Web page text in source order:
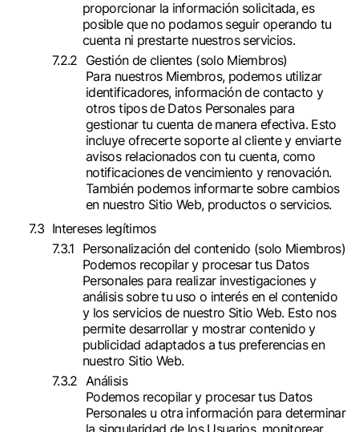
proporcionar la información solicitada, es
posible que no podamos seguir operando tu
cuenta ni prestarte nuestros servicios.
Gestión de clientes (solo Miembros)
Para nuestros Miembros, podemos utilizar
identificadores, información de contacto y
otros tipos de Datos Personales para
gestionar tu cuenta de manera efectiva. Esto
incluye ofrecerte soporte al cliente y enviarte
avisos relacionados con tu cuenta, como
notificaciones de vencimiento y renovación.
También podemos informarte sobre cambios
en nuestro Sitio Web, productos o servicios.
Intereses legítimos
Personalización del contenido (solo Miembros)
Podemos recopilar y procesar tus Datos
Personales para realizar investigaciones y
análisis sobre tu uso o interés en el contenido
y los servicios de nuestro Sitio Web. Esto nos
permite desarrollar y mostrar contenido y
publicidad adaptados a tus preferencias en
nuestro Sitio Web.
Análisis
Podemos recopilar y procesar tus Datos
Personales u otra información para determinar
la singularidad de los Usuarios, monitorear